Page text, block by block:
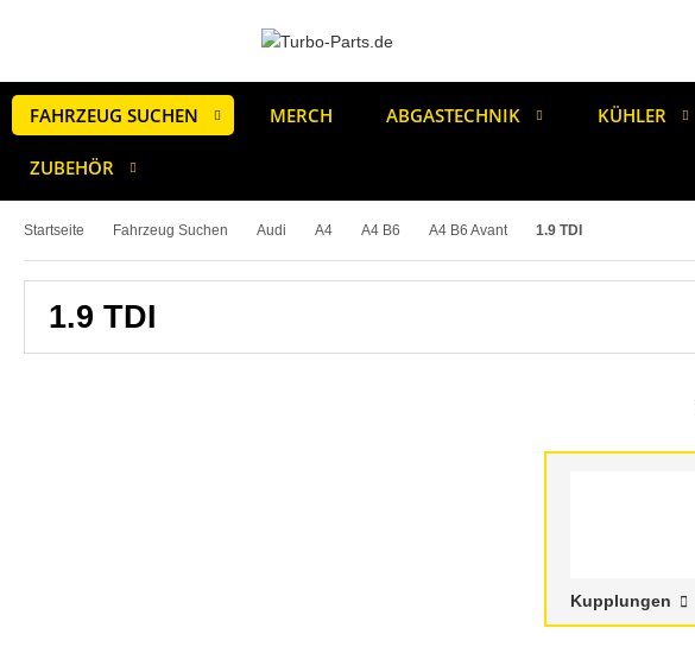
FAHRZEUG SUCHEN MERCH ABGASTECHNIK KÜHLER
ZUBEHÖR
Startseite Fahrzeug Suchen Audi A4 A4 B6 A4 B6 Avant 1.9 TDI
1.9 TDI
Kupplungen